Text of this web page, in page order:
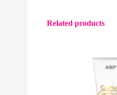
Related products